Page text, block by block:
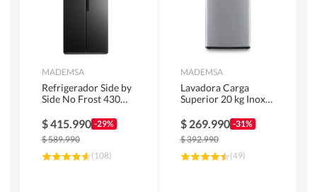
MADEMSA
Refrigerador Side by
Side No Frost 430
MAS430B
$415.990 -29%
$589.990
(108)
MADEMSA
Lavadora Carga
Superior 20 kg Inox
$ 269.990 -31%
$392.990
(49)